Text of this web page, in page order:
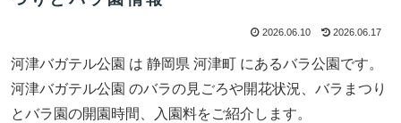
2026.06.10 2026.06.17
河津バガテル公園 は 静岡県 河津町 にあるバラ公園です。
河津バガテル公園 のバラの見ごろや開花状況、バラまつり
とバラ園の開園時間、入園料をご紹介します。